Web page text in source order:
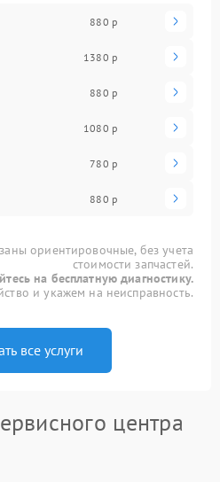
880 р
1380 р
880 р
1080 р
780 р
880 р
ориентировочные, без учета
стоимости запчастей.
на бесплатную диагностику.
и укажем на неисправность.
все услуги
центра